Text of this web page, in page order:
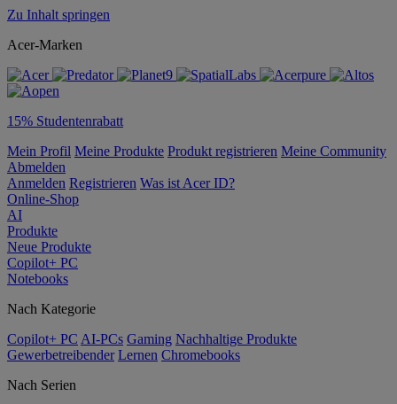
Zu Inhalt springen
Acer-Marken
15% Studentenrabatt
Mein Profil Meine Produkte Produkt registrieren Meine Community
Abmelden
Anmelden Registrieren Was ist Acer ID?
Online-Shop
AI
Produkte
Neue Produkte
Copilot+ PC
Notebooks
Nach Kategorie
Copilot+ PC AI-PCs Gaming Nachhaltige Produkte
Gewerbetreibender Lernen Chromebooks
Nach Serien